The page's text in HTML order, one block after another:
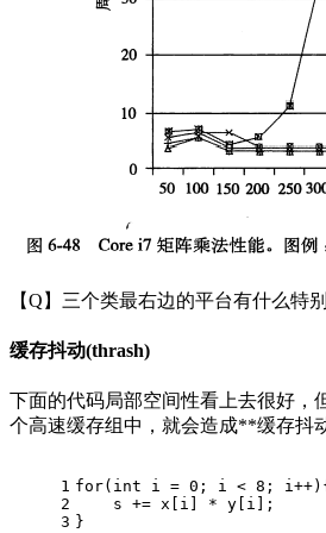
【Q】三个类最右边的平台有什么特
缓存抖动(thrash)
下面的代码局部空间性看上去很好，
个高速缓存组中，就会造成**缓存抖
1
2
3
for( int i = 0 ; i < 8 ;
    s += x[i] * y[i];
}